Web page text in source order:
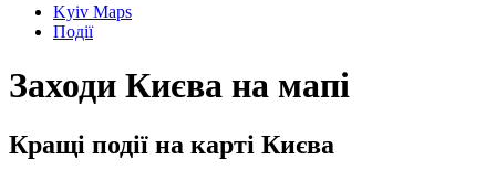
Kyiv Maps
Події
Заходи Києва на мапі
Кращі події на карті Києва